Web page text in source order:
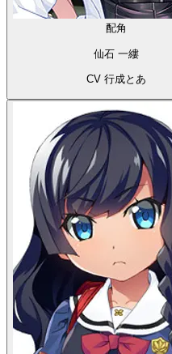
配角
仙石 一縷
CV 行成とあ